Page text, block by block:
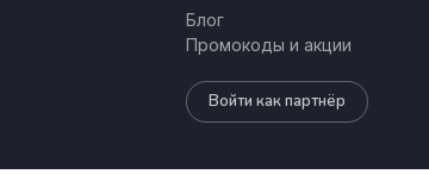
Блог
Промокоды и акции
Войти как партнёр